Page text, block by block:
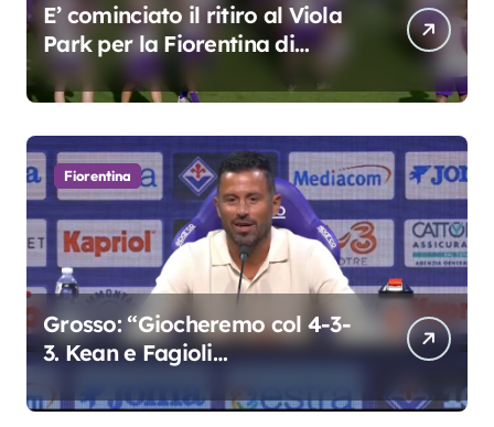
E’ cominciato il ritiro al Viola
Park per la Fiorentina di
Grosso
Fiorentina
Grosso: “Giocheremo col 4-3-
3. Kean e Fagioli
colpo”